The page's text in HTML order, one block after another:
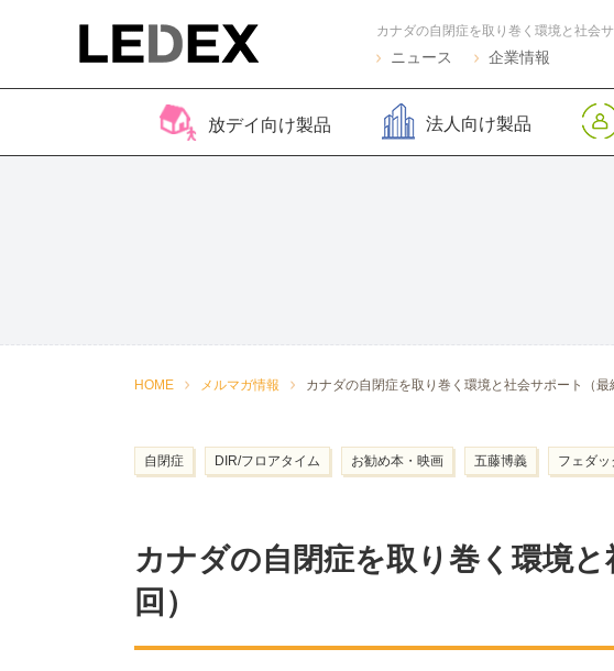
ニュース 企業情報
放デイ向け製品 法人向け製品
トKIDS
ト
HOME メルマガ情報 カナダの自閉症を取り巻く環境と社会サポート（最
自閉症 DIR/フロアタイム お勧め本・映画 五藤博義 フェダ
カナダの自閉症を取り巻く環境
回）